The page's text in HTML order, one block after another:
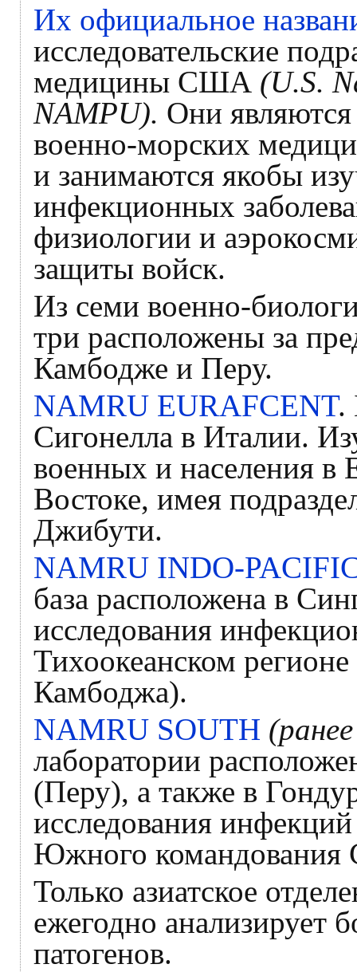
Их официальное
исследовательские
медицины США (U.S.
NAMPU). Они
военно-морских
и занимаются якобы
инфекционных
физиологии и
защиты войск.
Из семи военно-
три расположены за
Камбодже и Перу.
NAMRU EURAFCENT.
Сигонелла в Италии.
военных и населения
Востоке, имея
Джибути.
NAMRU INDO-
база расположена в
исследования
Тихоокеанском
Камбоджа).
NAMRU SOUTH
лаборатории
(Перу), а также в
исследования инфекций
Южного
Только азиатское
ежегодно анализирует
патогенов.